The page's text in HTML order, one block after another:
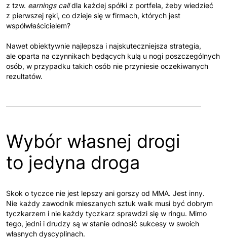
z tzw. earnings calldla każdej spółki z portfela, żeby wiedzieć
z pierwszej ręki, co dzieje się w firmach, których jest
współwłaścicielem?
Nawet obiektywnie najlepsza i najskuteczniejsza strategia,
ale oparta na czynnikach będących kulą u nogi poszczególnych
osób, w przypadku takich osób nie przyniesie oczekiwanych
rezultatów.
Wybór własnej drogi
to jedyna droga
Skok o tyczce nie jest lepszy ani gorszy od MMA. Jest inny.
Nie każdy zawodnik mieszanych sztuk walk musi być dobrym
tyczkarzem i nie każdy tyczkarz sprawdzi się w ringu. Mimo
tego, jedni i drudzy są w stanie odnosić sukcesy w swoich
własnych dyscyplinach.